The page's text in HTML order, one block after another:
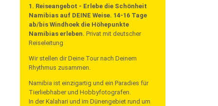
1. Reiseangebot - Erlebe die Schönheit
Namibias auf DEINE Weise. 14-16 Tage
ab/bis Windhoek die Höhepunkte
Namibias erleben. Privat mit deutscher
Reiseleitung
Wir stellen dir Deine Tour nach Deinem
Rhythmus zusammen.
Namibia ist einzigartig und ein Paradies für
Tierliebhaber und Hobbyfotografen.
In der Kalahari und im Dünengebiet rund um